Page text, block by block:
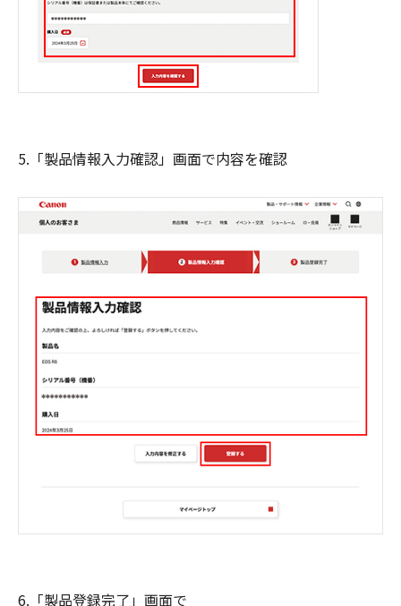
5.「製品情報入力確認」画面で内容を確認
6.「製品登録完了」画面で